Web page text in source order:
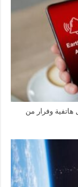
وفرار من